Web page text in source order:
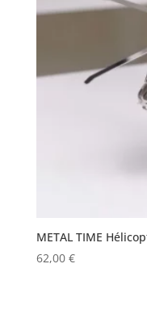
METAL TIME
62,00 €